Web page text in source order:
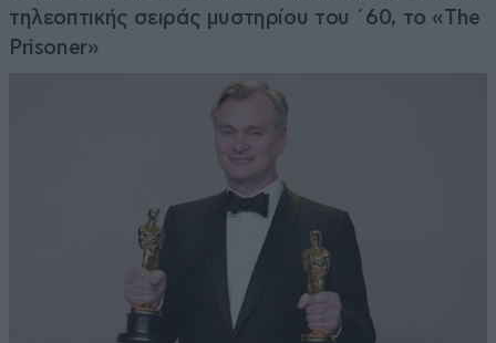
τηλεοπτικής σειράς μυστηρίου του ΄60, το «The
Prisoner»